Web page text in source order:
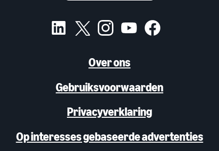
Over ons
Gebruiksvoorwaarden
Privacyverklaring
Op interesses gebaseerde advertenties